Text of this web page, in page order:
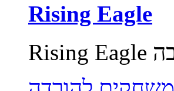
Rising Eagle